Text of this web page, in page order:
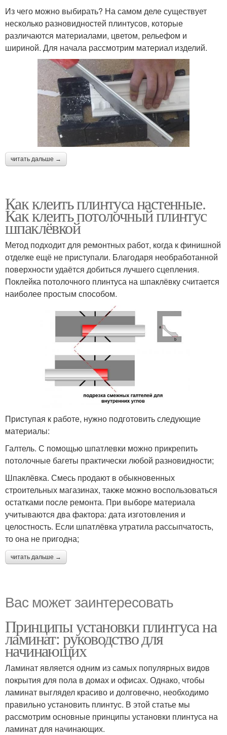
Из чего можно выбирать? На самом деле существует
несколько разновидностей плинтусов, которые
различаются материалами, цветом, рельефом и
шириной. Для начала рассмотрим материал изделий.
читать дальше →
Как клеить плинтуса настенные.
Как клеить потолочный плинтус
шпаклёвкой
Метод подходит для ремонтных работ, когда к финишной
отделке ещё не приступали. Благодаря необработанной
поверхности удаётся добиться лучшего сцепления.
Поклейка потолочного плинтуса на шпаклёвку считается
наиболее простым способом.
Приступая к работе, нужно подготовить следующие
материалы:
Галтель. С помощью шпатлевки можно прикрепить
потолочные багеты практически любой разновидности;
Шпаклёвка. Смесь продают в обыкновенных
строительных магазинах, также можно воспользоваться
остатками после ремонта. При выборе материала
учитываются два фактора: дата изготовления и
целостность. Если шпатлёвка утратила рассыпчатость,
то она не пригодна;
читать дальше →
Вас может заинтересовать
Принципы установки плинтуса на
ламинат: руководство для
начинающих
Ламинат является одним из самых популярных видов
покрытия для пола в домах и офисах. Однако, чтобы
ламинат выглядел красиво и долговечно, необходимо
правильно установить плинтус. В этой статье мы
рассмотрим основные принципы установки плинтуса на
ламинат для начинающих.